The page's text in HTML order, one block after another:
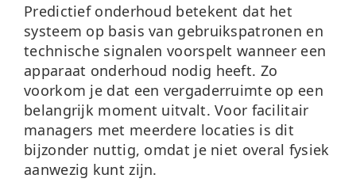
Predictief onderhoud betekent dat het
systeem op basis van gebruikspatronen en
technische signalen voorspelt wanneer een
apparaat onderhoud nodig heeft. Zo
voorkom je dat een vergaderruimte op een
belangrijk moment uitvalt. Voor facilitair
managers met meerdere locaties is dit
bijzonder nuttig, omdat je niet overal fysiek
aanwezig kunt zijn.